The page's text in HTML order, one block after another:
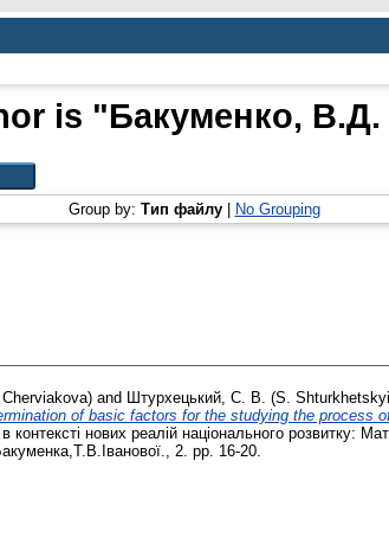
is "Бакуменко, В.Д.
Group by: Тип файлу| No Grouping
and Штурхецький, С. В. (S.
of basic factors for the studying the
контексті нових реалій національного розвитку:
2. pp. 16-20.